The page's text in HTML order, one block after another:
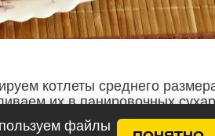
файлы
котлеты среднего
их в панировочных